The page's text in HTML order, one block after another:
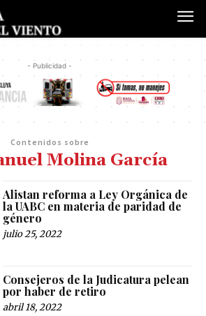
- Publicidad -
Contenidos sobre
Molina García
Alistan reforma a Ley Orgánica de
la UABC en materia de paridad de
género
julio 25, 2022
Consejeros de la Judicatura pelean
por haber de retiro
abril 18, 2022